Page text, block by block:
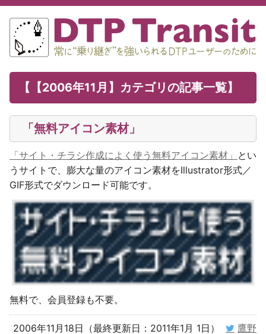
【【2006年11月】カテゴリの記事一覧】
「無料アイコン素材」
「サイト・チラシ作成によく使う無料アイコン素材」 とい
うサイトで、膨大な量のアイコン素材をIllustrator形式／
GIF形式でダウンロード可能です。
無料で、会員登録も不要。
2006年11月18日（最終更新日：2011年1月 1日）
鷹野